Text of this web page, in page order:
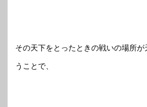
その天下をとったときの戦いの場所
うことで、